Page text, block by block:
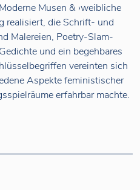
Musen & ›weibliche
realisiert, die Schrift- und
Malereien, Poetry-Slam-
und ein begehbares
vereinten sich
Aspekte feministischer
erfahrbar machte.